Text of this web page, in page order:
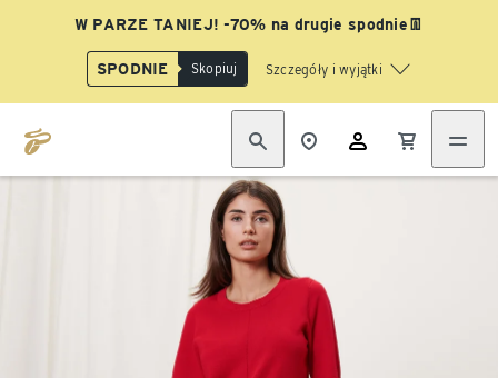
W PARZE TANIEJ! -70% na drugie spodnie👖
SPODNIE Skopiuj Szczegóły i wyjątki